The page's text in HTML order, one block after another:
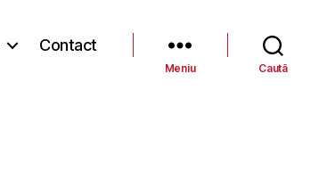
Contact
Meniu Caută